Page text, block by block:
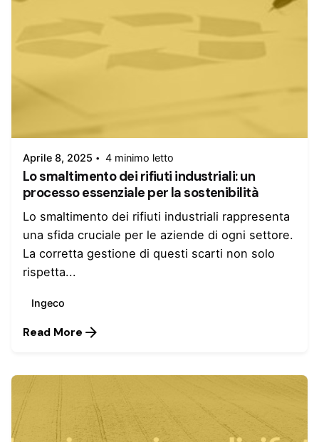
Aprile 8, 2025 4 minimo letto
Lo smaltimento dei rifiuti industriali: un
processo essenziale per la sostenibilità
Lo smaltimento dei rifiuti industriali rappresenta
una sfida cruciale per le aziende di ogni settore.
La corretta gestione di questi scarti non solo
rispetta...
Ingeco
Read More